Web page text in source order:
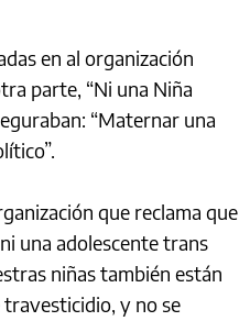
en al organización
parte, “Ni una Niña
“Maternar una
que reclama que
una adolescente trans
niñas también están
travesticidio, y no se